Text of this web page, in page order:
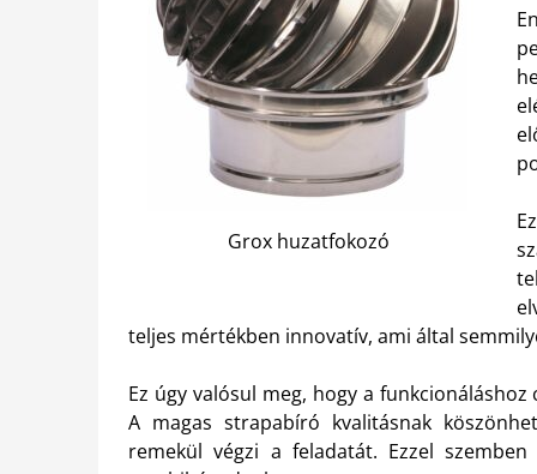
Grox huzatfokozó
teljes mértékben innovatív, ami által
Ez úgy valósul meg, hogy a
A magas strapabíró kvalitásnak
remekül végzi a feladatát. Ezzel